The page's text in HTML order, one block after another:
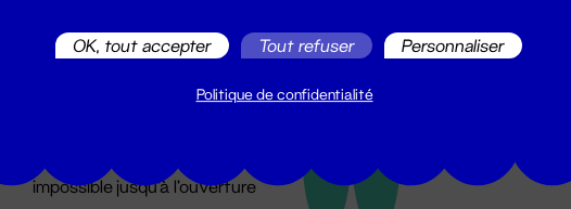
Billetterie
billetterie@leGrandT.fr
impossible jusqu'à l'ouverture
OK, tout accepter Tout refuser Personnaliser
Politique de confidentialité